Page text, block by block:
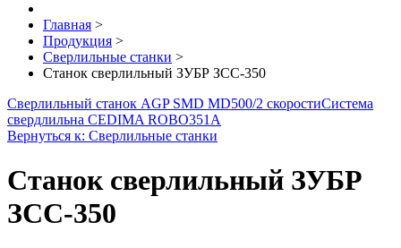
Главная >
Продукция >
Сверлильные станки >
Станок сверлильный ЗУБР ЗСС-350
Сверлильный станок AGP SMD MD500/2 скоростиСистема
свердлильна CEDIMA ROBO351A
Вернуться к: Сверлильные станки
Станок сверлильный ЗУБР
ЗСС-350